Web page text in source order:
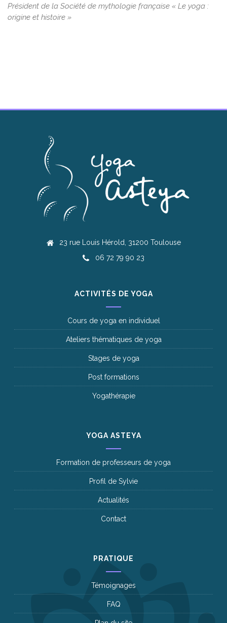
Président de la Société de mythologie française « Le yoga :
origine et histoire »
23 rue Louis Hérold, 31200 Toulouse
06 72 79 90 23
ACTIVITÉS DE YOGA
Cours de yoga en individuel
Ateliers thématiques de yoga
Stages de yoga
Post formations
Yogathérapie
YOGA ASTEYA
Formation de professeurs de yoga
Profil de Sylvie
Actualités
Contact
PRATIQUE
Témoignages
FAQ